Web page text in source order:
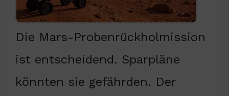
Die Mars-Probenrückholmission
ist entscheidend. Sparpläne
könnten sie gefährden. Der